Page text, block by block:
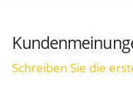
Schreiben Sie die